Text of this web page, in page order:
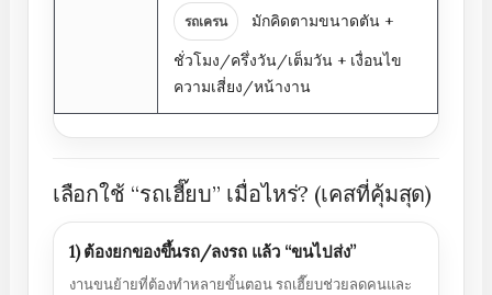
รถเครน
มักคิดตามขนาดตัน +
ชั่วโมง/ครึ่งวัน/เต็มวัน + เงื่อนไข
ความเสี่ยง/หน้างาน
เลือกใช้ “รถเฮี๊ยบ” เมื่อไหร่? (เคสที่คุ้มสุด)
1) ต้องยกของขึ้นรถ/ลงรถ แล้ว “ขนไปส่ง”
งานขนย้ายที่ต้องทำหลายขั้นตอน รถเฮี๊ยบช่วยลดคนและ